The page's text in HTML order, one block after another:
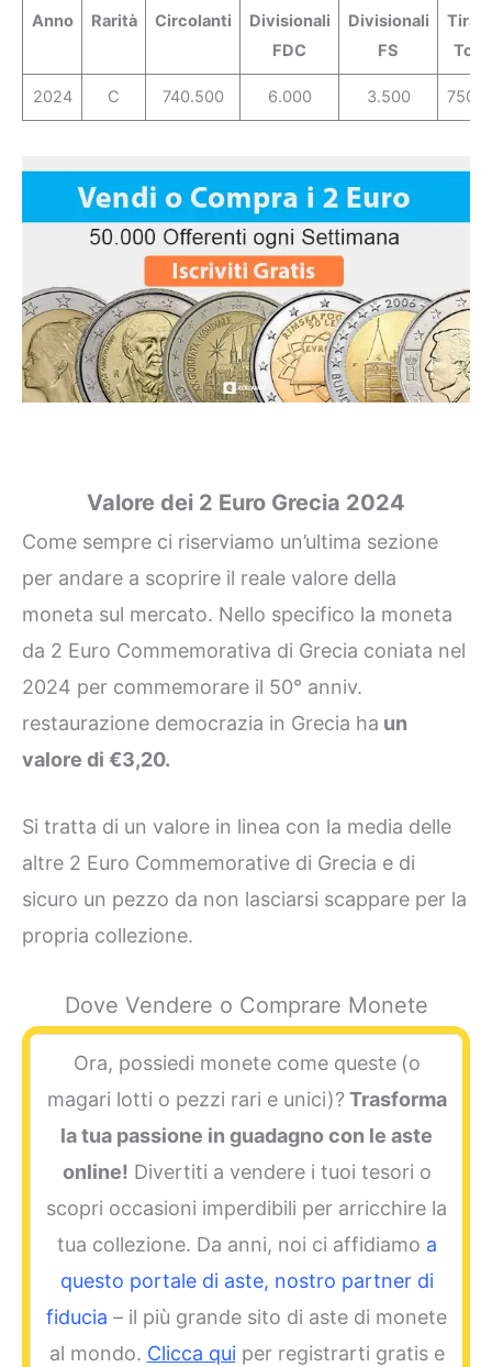
Anno Rarità Circolanti
Divisionali
FDC
Divisionali
FS
2024 C 740.500 6.000 3.500
Valore dei 2 Euro Grecia 2024
Come sempre ci riserviamo un’ultima sezione
per andare a scoprire il reale valore della
moneta sul mercato. Nello specifico la moneta
da 2 Euro Commemorativa di Grecia coniata nel
2024 per commemorare il 50° anniv.
restaurazione democrazia in Grecia ha un
valore di €3,20.
Si tratta di un valore in linea con la media delle
altre 2 Euro Commemorative di Grecia e di
sicuro un pezzo da non lasciarsi scappare per la
propria collezione.
Dove Vendere o Comprare Monete
Ora, possiedi monete come queste (o
magari lotti o pezzi rari e unici)? Trasforma
la tua passione in guadagno con le aste
online! Divertiti a vendere i tuoi tesori o
scopri occasioni imperdibili per arricchire la
tua collezione. Da anni, noi ci affidiamo a
questo portale di aste, nostro partner di
fiducia – il più grande sito di aste di monete
al mondo. Clicca qui per registrarti gratis e